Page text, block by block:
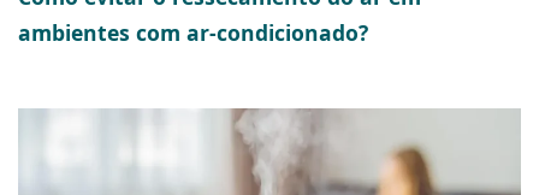
ambientes com ar-condicionado?